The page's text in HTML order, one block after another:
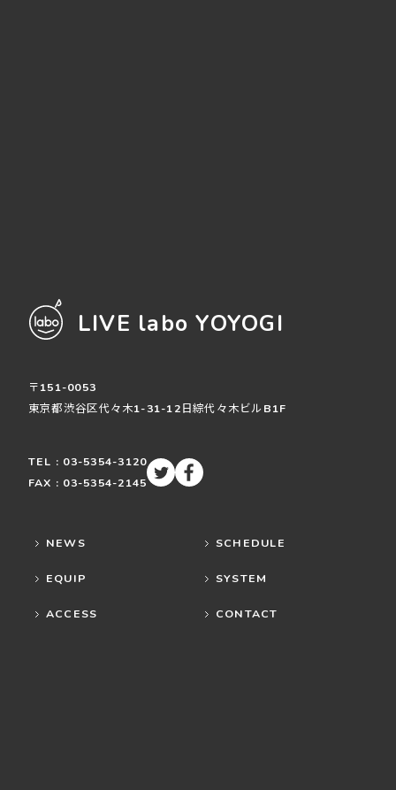
LIVE labo YOYOGI
〒151-0053
東京都渋谷区代々木1-31-12日綜代々木ビルB1F
TEL : 03-5354-3120
FAX : 03-5354-2145
NEWS SCHEDULE
EQUIP SYSTEM
ACCESS CONTACT